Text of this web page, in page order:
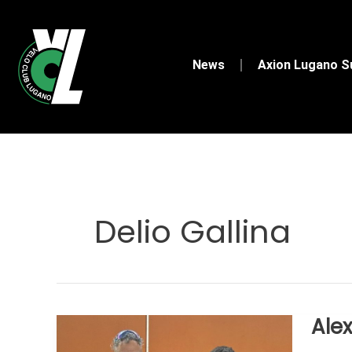
contenuto
News Axion Lugano
Delio Gallina